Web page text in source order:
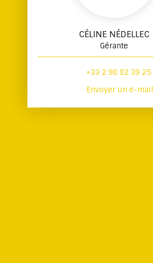
CÉLINE NÉDELLEC
Gérante
+33 2 98 82 39 25
Envoyer un e-mail